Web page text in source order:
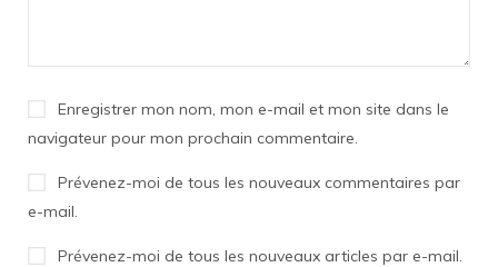
Enregistrer mon nom, mon e-mail et mon site dans le
navigateur pour mon prochain commentaire.
Prévenez-moi de tous les nouveaux commentaires par
e-mail.
Prévenez-moi de tous les nouveaux articles par e-mail.